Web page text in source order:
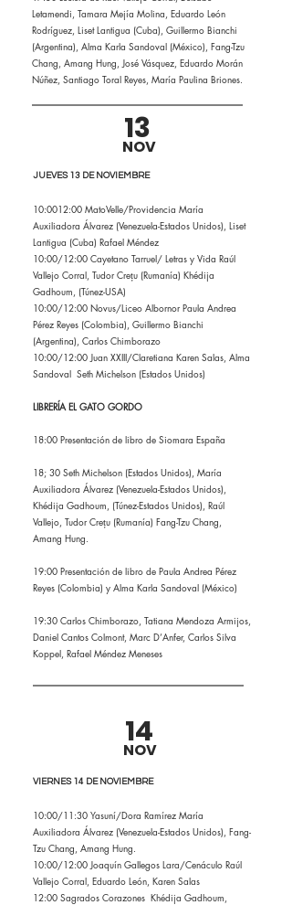
Letamendi, Tamara Mejía Molina, Eduardo León
Rodríguez, Liset Lantigua (Cuba), Guillermo Bianchi
(Argentina), Alma Karla Sandoval (México), Fang-Tzu
Chang, Amang Hung, José Vásquez, Eduardo Morán
Núñez, Santiago Toral Reyes, María Paulina Briones.
13
NOV
JUEVES 13 DE NOVIEMBRE
10:0012:00 MatoVelle/Providencia María
Auxiliadora Álvarez (Venezuela-Estados Unidos), Liset
Lantigua (Cuba) Rafael Méndez
10:00/12:00 Cayetano Tarruel/ Letras y Vida Raúl
Vallejo Corral, Tudor Crețu (Rumanía) Khédija
Gadhoum, (Túnez-USA)
10:00/12:00 Novus/Liceo Albornor Paula Andrea
Pérez Reyes (Colombia), Guillermo Bianchi
(Argentina), Carlos Chimborazo
10:00/12:00 Juan XXIII/Claretiana Karen Salas, Alma
Sandoval Seth Michelson (Estados Unidos)
LIBRERÍA EL GATO GORDO
18:00 Presentación de libro de Siomara España
18; 30 Seth Michelson (Estados Unidos), María
Auxiliadora Álvarez (Venezuela-Estados Unidos),
Khédija Gadhoum, (Túnez-Estados Unidos), Raúl
Vallejo, Tudor Crețu (Rumanía) Fang-Tzu Chang,
Amang Hung.
19:00 Presentación de libro de Paula Andrea Pérez
Reyes (Colombia) y Alma Karla Sandoval (México)
19:30 Carlos Chimborazo, Tatiana Mendoza Armijos,
Daniel Cantos Colmont, Marc D’Anfer, Carlos Silva
Koppel, Rafael Méndez Meneses
14
NOV
VIERNES 14 DE NOVIEMBRE
10:00/11:30 Yasuní/Dora Ramírez María
Auxiliadora Álvarez (Venezuela-Estados Unidos), Fang-
Tzu Chang, Amang Hung.
10:00/12:00 Joaquín Gallegos Lara/Cenáculo Raúl
Vallejo Corral, Eduardo León, Karen Salas
12:00 Sagrados Corazones Khédija Gadhoum,